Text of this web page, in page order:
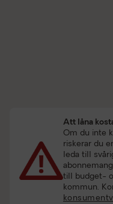
Att låna
Om du inte
riskerar du
leda till
till budget-
kommun.